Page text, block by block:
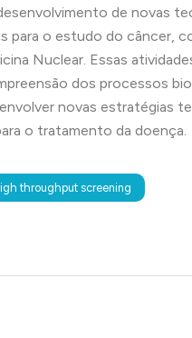
de novas
para o estudo do câncer,
Nuclear. Essas
dos processos
novas estratégias
o tratamento da doença.
throughput screening